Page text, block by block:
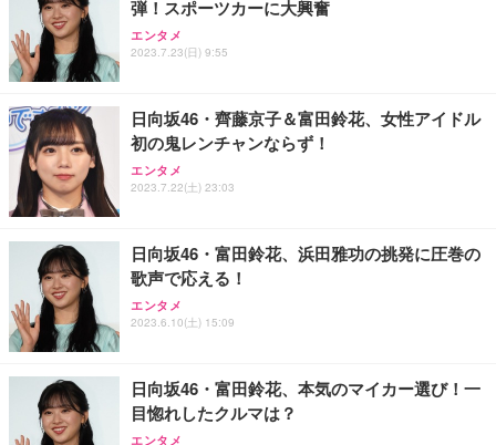
弾！スポーツカーに大興奮
エンタメ
2023.7.23(日) 9:55
日向坂46・齊藤京子＆富田鈴花、女性アイドル
初の鬼レンチャンならず！
エンタメ
2023.7.22(土) 23:03
日向坂46・富田鈴花、浜田雅功の挑発に圧巻の
歌声で応える！
エンタメ
2023.6.10(土) 15:09
日向坂46・富田鈴花、本気のマイカー選び！一
目惚れしたクルマは？
エンタメ